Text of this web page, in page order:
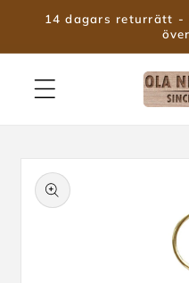
vidare
innehåll
14 dagars returrätt -
vidare till